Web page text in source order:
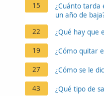
15
¿Cuánto tarda
un año de
22
¿Qué hay que
19 ¿Cómo quitar
27 ¿Cómo se le
43 ¿Qué tipo de